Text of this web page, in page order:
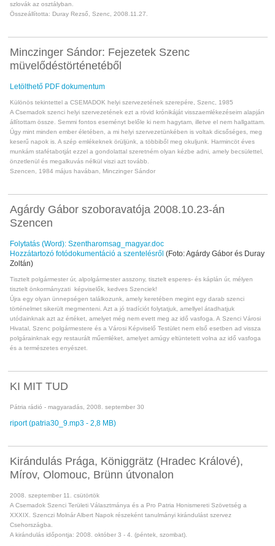
szlovák az osztályban.
Összeállította: Duray Rezső, Szenc, 2008.11.27.
Minczinger Sándor: Fejezetek Szenc
müvelődéstörténetéből
Letölthető PDF dokumentum
Különös tekintettel a CSEMADOK helyi szervezetének szerepére, Szenc, 1985
A Csemadok szenci helyi szervezetének ezt a rövid krónikáját visszaemlékezéseim alapján
állítottam össze. Semmi fontos eseményt belőle ki nem hagytam, illetve el nem hallgattam.
Úgy mint minden ember életében, a mi helyi szervezetünkében is voltak dicsőséges, meg
keserű napok is. A szép emlékeknek örüljünk, a többiből meg okuljunk. Harmincöt éves
munkám stafétabotját ezzel a gondolattal szeretném olyan kézbe adni, amely becsülettel,
önzetlenül és megalkuvás nélkül viszi azt tovább.
Szencen, 1984 május havában, Minczinger Sándor
Agárdy Gábor szoboravatója 2008.10.23-án
Szencen
Folytatás (Word): Szentharomsag_magyar.doc
Hozzátartozó fotódokumentáció a szentelésről (Foto: Agárdy Gábor és Duray
Zoltán)
Tisztelt polgármester úr, alpolgármester asszony, tisztelt esperes- és káplán úr, mélyen
tisztelt önkormányzati képviselők, kedves Szenciek!
Újra egy olyan ünnepségen találkozunk, amely keretében megint egy darab szenci
történelmet sikerült megmenteni. Azt a jó tradíciót folytatjuk, amellyel átadhatjuk
utódainknak azt az értéket, amelyet még nem evett meg az idő vasfoga. A Szenci Városi
Hivatal, Szenc polgármestere és a Városi Képviselő Testület nem első esetben ad vissza
polgárainknak egy restaurált műemléket, amelyet amúgy eltüntetett volna az idő vasfoga
és a természetes enyészet.
KI MIT TUD
Pátria rádió - magyaradás, 2008. september 30
riport (patria30_9.mp3 - 2,8 MB)
Kirándulás Prága, Königgrätz (Hradec Králové),
Mírov, Olomouc, Brünn útvonalon
2008. szeptember 11. csütörtök
A Csemadok Szenci Területi Választmánya és a Pro Patria Honismereti Szövetség a
XXXIX. Szenczi Molnár Albert Napok részeként tanulmányi kirándulást szervez
Csehországba.
A kirándulás időpontja: 2008. október 3 - 4. (péntek, szombat).